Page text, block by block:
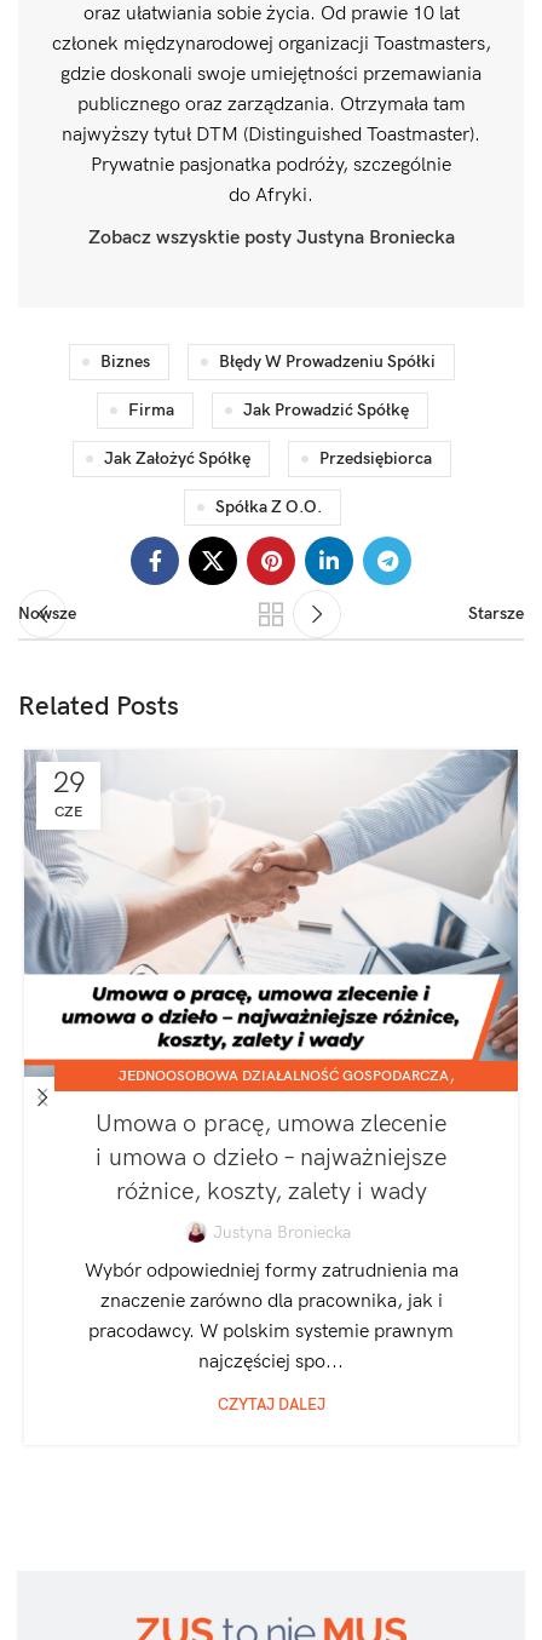
oraz ułatwiania sobie życia. Od prawie 10 lat
członek międzynarodowej organizacji Toastmasters,
gdzie doskonali swoje umiejętności przemawiania
publicznego oraz zarządzania. Otrzymała tam
najwyższy tytuł DTM (Distinguished Toastmaster).
Prywatnie pasjonatka podróży, szczególnie
do Afryki.
Zobacz wszysktie posty Justyna Broniecka
Biznes Błędy W Prowadzeniu Spółki
Firma Jak Prowadzić Spółkę
Jak Założyć Spółkę Przedsiębiorca
Spółka Z O.o.
Nowsze Starsze
Related Posts
29
CZE
JEDNOOSOBOWA DZIAŁALNOŚĆ GOSPODARCZA,
Umowa o pracę, umowa zlecenie
i umowa o dzieło – najważniejsze
różnice, koszty, zalety i wady
Justyna Broniecka
Wybór odpowiedniej formy zatrudnienia ma
znaczenie zarówno dla pracownika, jak i
pracodawcy. W polskim systemie prawnym
najczęściej spo...
CZYTAJ DALEJ